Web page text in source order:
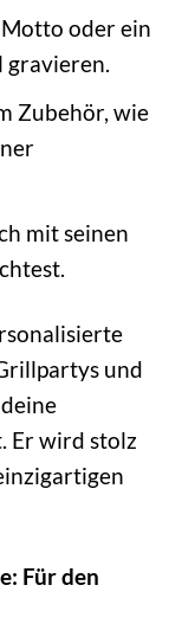
Motto oder ein
gravieren.
Zubehör, wie
mit seinen
und
Er wird stolz
Für den